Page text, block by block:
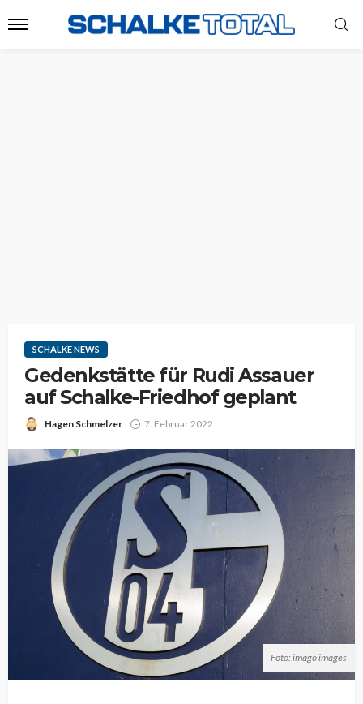
SCHALKE NEWS
Gedenkstätte für Rudi Assauer
auf Schalke-Friedhof geplant
Hagen Schmelzer 7. Februar 2022
Foto: imago images